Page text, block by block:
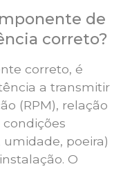
de
correto?
correto, é
a transmitir
(RPM), relação
poeira)
O